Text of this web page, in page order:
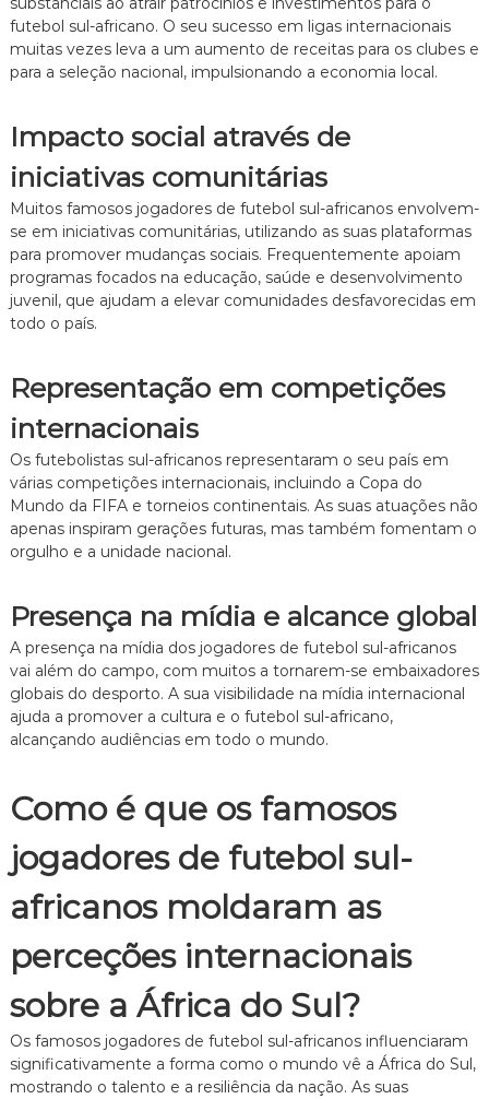
m
a
c
,
C
a
p
e
d
f
e
n
a
futebol sul-africano. O seu sucesso em ligas internacionais
muitas vezes leva a um aumento de receitas para os clubes e
para a seleção nacional, impulsionando a economia local.
Impacto social através de
iniciativas comunitárias
Muitos famosos jogadores de futebol sul-africanos envolvem-
se em iniciativas comunitárias, utilizando as suas plataformas
para promover mudanças sociais. Frequentemente apoiam
programas focados na educação, saúde e desenvolvimento
juvenil, que ajudam a elevar comunidades desfavorecidas em
todo o país.
Representação em competições
internacionais
Os futebolistas sul-africanos representaram o seu país em
várias competições internacionais, incluindo a Copa do
Mundo da FIFA e torneios continentais. As suas atuações não
apenas inspiram gerações futuras, mas também fomentam o
orgulho e a unidade nacional.
Presença na mídia e alcance global
A presença na mídia dos jogadores de futebol sul-africanos
vai além do campo, com muitos a tornarem-se embaixadores
globais do desporto. A sua visibilidade na mídia internacional
ajuda a promover a cultura e o futebol sul-africano,
alcançando audiências em todo o mundo.
Como é que os famosos
jogadores de futebol sul-
africanos moldaram as
perceções internacionais
sobre a África do Sul?
Os famosos jogadores de futebol sul-africanos influenciaram
significativamente a forma como o mundo vê a África do Sul,
mostrando o talento e a resiliência da nação. As suas